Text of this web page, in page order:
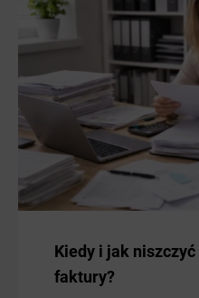
Kiedy i jak
faktury?